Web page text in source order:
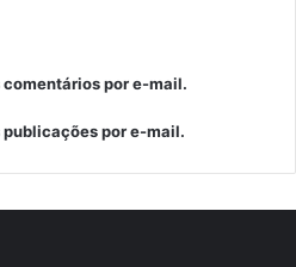
por e-mail.
por e-mail.